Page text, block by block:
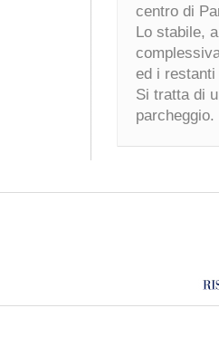
centro di
Lo stabile,
ed i
Si tratta di
parcheggio.